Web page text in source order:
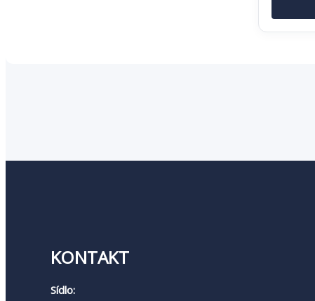
bola:
KONTAKT
Sídlo: